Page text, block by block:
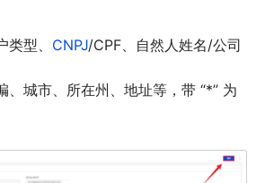
型、 CNPJ/CPF、自然人姓名/公司
城市、所在州、地址等，带 “*” 为